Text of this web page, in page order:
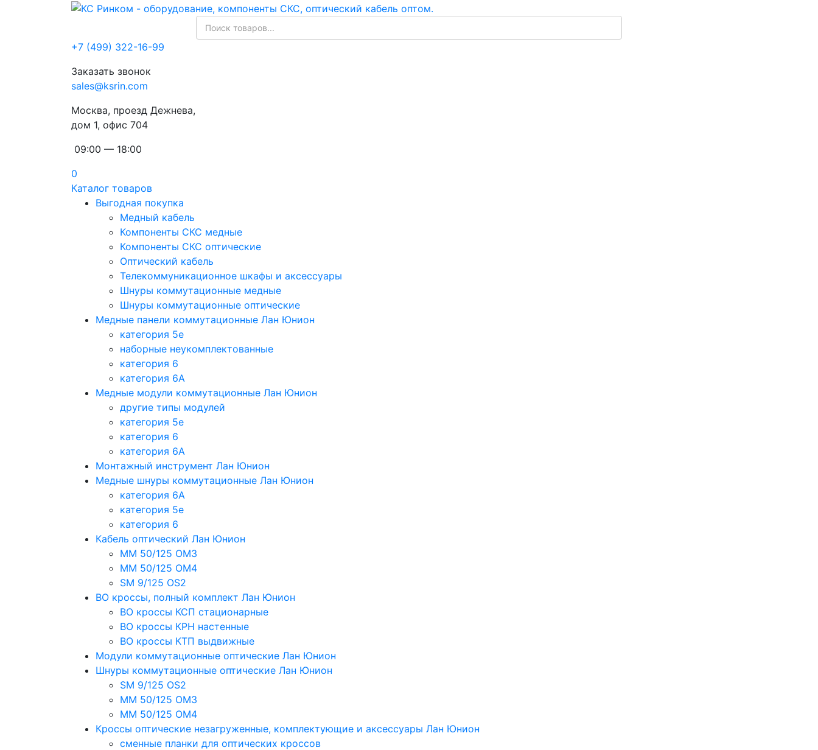
+7 (499) 322-16-99
Заказать звонок
sales@ksrin.com
Москва, проезд Дежнева,
дом 1, офис 704
09:00 — 18:00
0
Каталог товаров
Выгодная покупка
Медный кабель
Компоненты СКС медные
Компоненты СКС оптические
Оптический кабель
Телекоммуникационное шкафы и аксессуары
Шнуры коммутационные медные
Шнуры коммутационные оптические
Медные панели коммутационные Лан Юнион
категория 5e
наборные неукомплектованные
категория 6
категория 6A
Медные модули коммутационные Лан Юнион
другие типы модулей
категория 5е
категория 6
категория 6A
Монтажный инструмент Лан Юнион
Медные шнуры коммутационные Лан Юнион
категория 6A
категория 5e
категория 6
Кабель оптический Лан Юнион
MM 50/125 OM3
MM 50/125 OM4
SM 9/125 OS2
ВО кроссы, полный комплект Лан Юнион
ВО кроссы КСП стационарные
ВО кроссы КРН настенные
ВО кроссы КТП выдвижные
Модули коммутационные оптические Лан Юнион
Шнуры коммутационные оптические Лан Юнион
SM 9/125 OS2
MM 50/125 OM3
MM 50/125 OM4
Кроссы оптические незагруженные, комплектующие и аксессуары Лан Юнион
сменные планки для оптических кроссов